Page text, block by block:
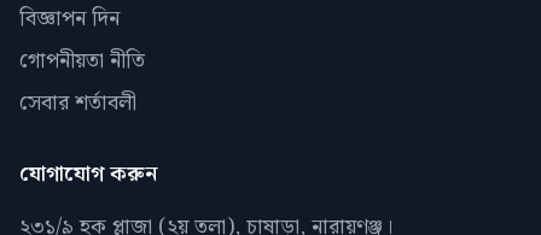
বিজ্ঞাপন দিন
গোপনীয়তা নীতি
সেবার শর্তাবলী
যোগাযোগ করুন
২৩১/৯ হক প্লাজা (২য় তলা), চাষাড়া, নারায়ণঞ্জ।